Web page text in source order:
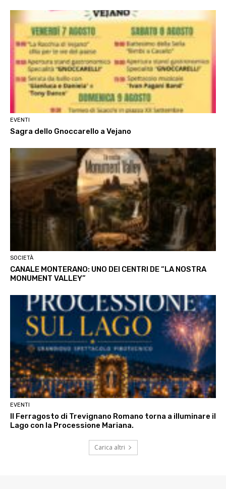
EVENTI
Sagra dello Gnoccarello a Vejano
SOCIETÀ
CANALE MONTERANO: UNO DEI CENTRI DE “LA NOSTRA
MONUMENT VALLEY”
EVENTI
Il Ferragosto di Trevignano Romano torna a illuminare il
Lago con la Processione Mariana.
Carica altri